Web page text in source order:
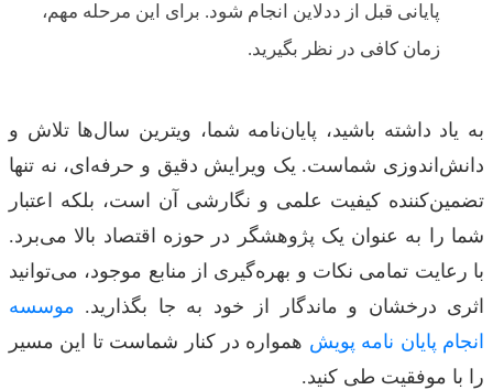
پایانی قبل از ددلاین انجام شود. برای این مرحله مهم،
زمان کافی در نظر بگیرید.
به یاد داشته باشید، پایان‌نامه شما، ویترین سال‌ها تلاش و
دانش‌اندوزی شماست. یک ویرایش دقیق و حرفه‌ای، نه تنها
تضمین‌کننده کیفیت علمی و نگارشی آن است، بلکه اعتبار
شما را به عنوان یک پژوهشگر در حوزه اقتصاد بالا می‌برد.
با رعایت تمامی نکات و بهره‌گیری از منابع موجود، می‌توانید
اثری درخشان و ماندگار از خود به جا بگذارید. موسسه
انجام پایان نامه پویش همواره در کنار شماست تا این مسیر
را با موفقیت طی کنید.